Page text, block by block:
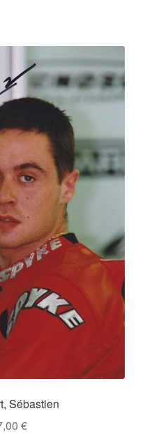
Sébastien
€